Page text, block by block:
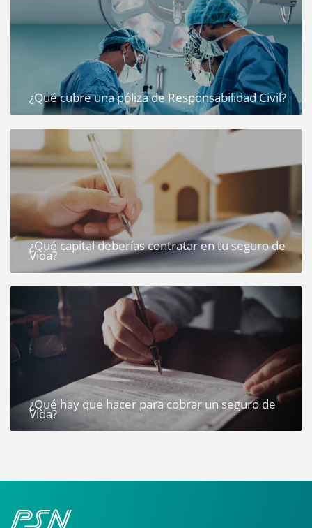
¿Qué cubre una póliza de Responsabilidad Civil?
¿Qué capital deberías contratar en tu seguro de
Vida?
¿Qué hay que hacer para cobrar un seguro de
Vida?